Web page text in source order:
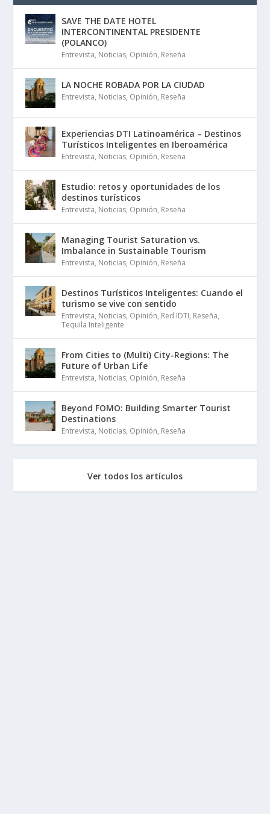
SAVE THE DATE HOTEL
INTERCONTINENTAL PRESIDENTE
(POLANCO)
Entrevista, Noticias, Opinión, Reseña
LA NOCHE ROBADA POR LA CIUDAD
Entrevista, Noticias, Opinión, Reseña
Experiencias DTI Latinoamérica – Destinos
Turísticos Inteligentes en Iberoamérica
Entrevista, Noticias, Opinión, Reseña
Estudio: retos y oportunidades de los
destinos turísticos
Entrevista, Noticias, Opinión, Reseña
Managing Tourist Saturation vs.
Imbalance in Sustainable Tourism
Entrevista, Noticias, Opinión, Reseña
Destinos Turísticos Inteligentes: Cuando el
turismo se vive con sentido
Entrevista, Noticias, Opinión, Red IDTI, Reseña,
Tequila Inteligente
From Cities to (Multi) City-Regions: The
Future of Urban Life
Entrevista, Noticias, Opinión, Reseña
Beyond FOMO: Building Smarter Tourist
Destinations
Entrevista, Noticias, Opinión, Reseña
Ver todos los artículos